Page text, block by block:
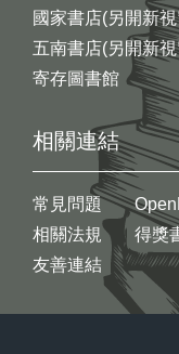
國家書店(另開新
五南書店(另開新
寄存圖書館
相關連結
常見問題
相關法規
友善連結
得獎